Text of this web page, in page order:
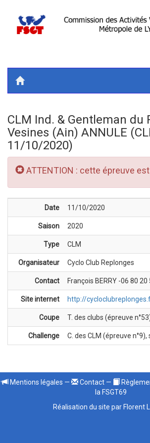
CLM Ind. & Gentleman du
Vesines (Ain) ANNULE
11/10/2020)
ATTENTION : cette épreuve
Date 11/10/2020
Saison 2020
Type CLM
Organisateur Cyclo Club Replonges
Contact François BERRY -06 80 20
Site internet http://
Coupe T. des clubs (épreuve
Challenge C. des CLM (épreuve n°9),
Mentions légales — Contact —
la FSGT69
Réalisation du site par Florent